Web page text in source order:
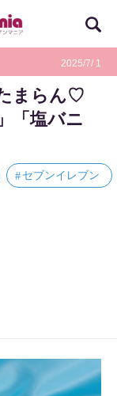
2025/7/ 1
まらん♡
「塩バニ
セブンイレブン